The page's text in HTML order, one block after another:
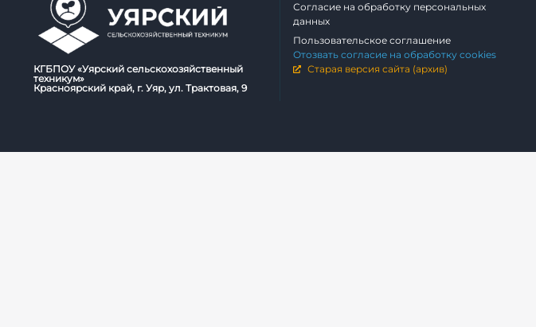
КГБПОУ «Уярский сельскохозяйственный
техникум»
Красноярский край, г. Уяр, ул. Трактовая, 9
Согласие на обработку персональных
данных
Пользовательское соглашение
Отозвать согласие на обработку cookies
Старая версия сайта (архив)